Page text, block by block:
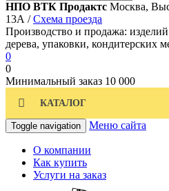
НПО ВТК Продактс Москва,
13А /Схема проезда
Производство и продажа:
дерева, упаковки, кондитерских
0
0
Минимальный заказ 10 000
КАТАЛОГ
Toggle navigation Меню сайта
О компании
Как купить
Услуги на заказ